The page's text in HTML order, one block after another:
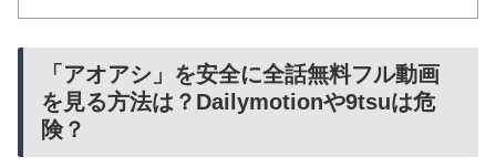
「アオアシ」を安全に全話無料フル動画
を見る方法は？Dailymotionや9tsuは危
険？